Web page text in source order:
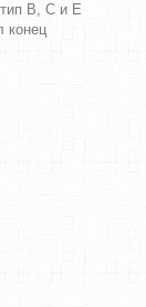
B, C и E
конец